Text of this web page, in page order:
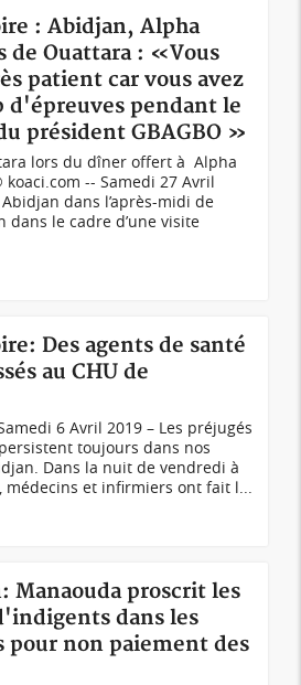
: Abidjan, Alpha
de Ouattara : «Vous
patient car vous avez
d'épreuves pendant le
président GBAGBO »
lors du dîner offert à Alpha
-- Samedi 27 Avril
dans l’après-midi de
le cadre d’une visite
Des agents de santé
au CHU de
6 Avril 2019 – Les préjugés
toujours dans nos
Dans la nuit de vendredi à
médecins et infirmiers ont fait l...
Manaouda proscrit les
dans les
pour non paiement des